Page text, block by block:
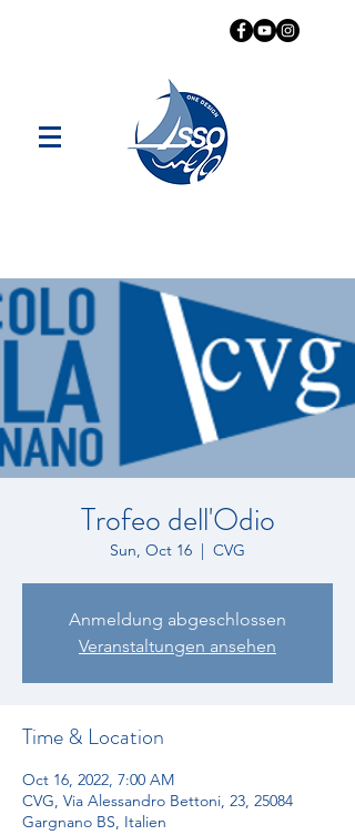
Trofeo dell'Odio
Sun, Oct 16
  |
CVG
Anmeldung abgeschlossen
Veranstaltungen ansehen
Time & Location
Oct 16, 2022, 7:00 AM
CVG, Via Alessandro Bettoni, 23, 25084
Gargnano BS, Italien